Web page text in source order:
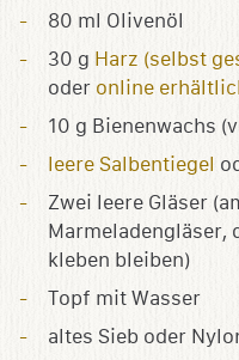
80 ml Olivenöl
30 g Harz (selbst
oder online
10 g Bienenwachs
leere Salbentiegel
Zwei leere Gläser
Marmeladengläser,
kleben bleiben)
Topf mit Wasser
altes Sieb oder